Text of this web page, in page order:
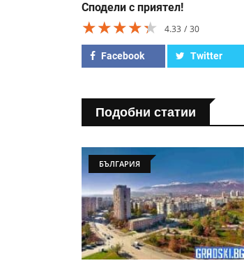
Сподели с приятел!
★★★★★
★★★★★
★★★★★ 4.33 30
Facebook Twitter
Подобни статии
БЪЛГАРИЯ